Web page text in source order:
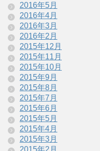
2016年5月
2016年4月
2016年3月
2016年2月
2015年12月
2015年11月
2015年10月
2015年9月
2015年8月
2015年7月
2015年6月
2015年5月
2015年4月
2015年3月
2015年2月